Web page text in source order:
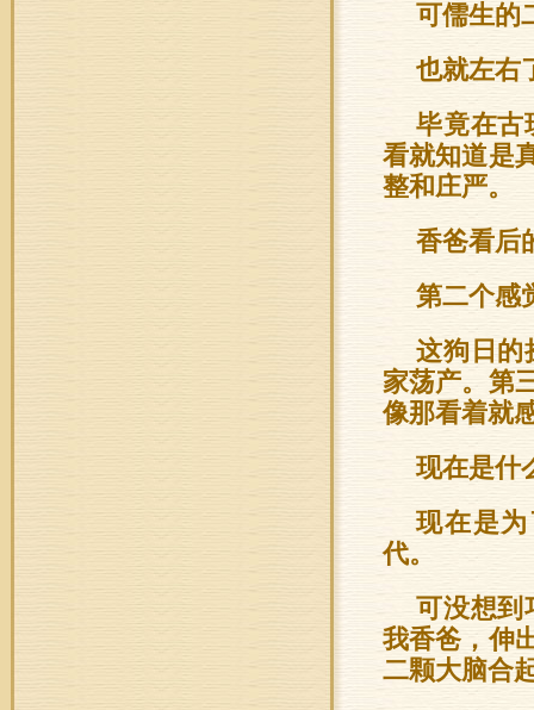
可儒生的
也就左右
毕竟在古
看就知道是
整和庄严。
香爸看后
第二个感
这狗日的
家荡产。第
像那看着就
现在是什
现在是
代。
可没想到
我香爸，伸
二颗大脑合